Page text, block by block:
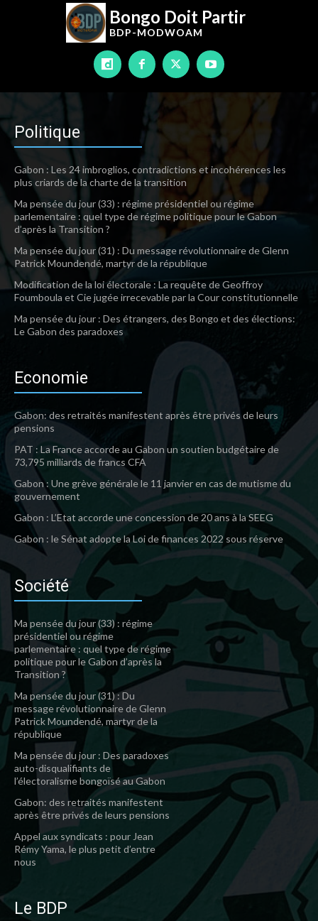
Bongo Doit Partir
BDP-MODWOAM
Politique
Gabon : Les 24 imbroglios, contradictions et incohérences les
plus criards de la charte de la transition
Ma pensée du jour (33) : régime présidentiel ou régime
parlementaire : quel type de régime politique pour le Gabon
d’après la Transition ?
Ma pensée du jour (31) : Du message révolutionnaire de Glenn
Patrick Moundendé, martyr de la république
Modification de la loi électorale : La requête de Geoffroy
Foumboula et Cie jugée irrecevable par la Cour constitutionnelle
Ma pensée du jour : Des étrangers, des Bongo et des élections:
Le Gabon des paradoxes
Economie
Gabon: des retraités manifestent après être privés de leurs
pensions
PAT : La France accorde au Gabon un soutien budgétaire de
73,795 milliards de francs CFA
Gabon : Une grève générale le 11 janvier en cas de mutisme du
gouvernement
Gabon : L’Etat accorde une concession de 20 ans à la SEEG
Gabon : le Sénat adopte la Loi de finances 2022 sous réserve
Société
Ma pensée du jour (33) : régime
présidentiel ou régime
parlementaire : quel type de régime
politique pour le Gabon d’après la
Transition ?
Ma pensée du jour (31) : Du
message révolutionnaire de Glenn
Patrick Moundendé, martyr de la
république
Ma pensée du jour : Des paradoxes
auto-disqualifiants de
l’électoralisme bongoïsé au Gabon
Gabon: des retraités manifestent
après être privés de leurs pensions
Appel aux syndicats : pour Jean
Rémy Yama, le plus petit d’entre
nous
Le BDP